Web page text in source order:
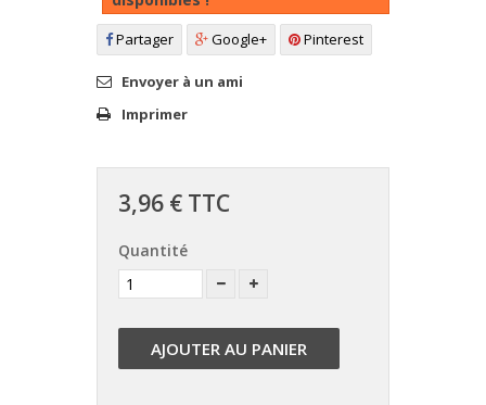
Partager Google+ Pinterest
Envoyer à un ami
Imprimer
3,96 € TTC
Quantité
AJOUTER AU PANIER